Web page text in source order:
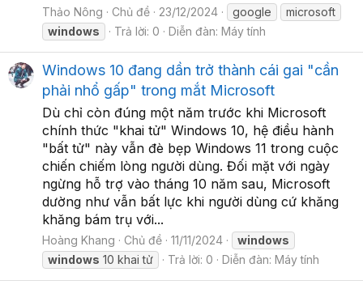
Thảo Nông Chủ đề 23/12/2024 google
microsoft
windows
Trả lời: 0 Diễn đàn: Máy tính
Windows 10 đang dần trở thành cái gai "cần
phải nhổ gấp" trong mắt Microsoft
Dù chỉ còn đúng một năm trước khi Microsoft
chính thức "khai tử" Windows 10, hệ điều hành
"bất tử" này vẫn đè bẹp Windows 11 trong cuộc
chiến chiếm lòng người dùng. Đối mặt với ngày
ngừng hỗ trợ vào tháng 10 năm sau, Microsoft
dường như vẫn bất lực khi người dùng cứ khăng
khăng bám trụ với...
Hoàng Khang Chủ đề 11/11/2024
windows
windows 10 khai tử Trả lời: 0 Diễn đàn: Máy tính